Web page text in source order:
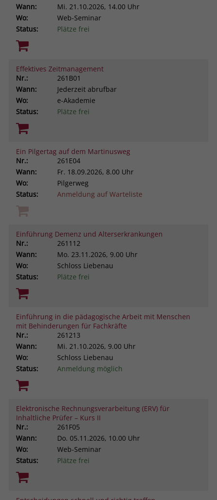
Wann: Mi. 21.10.2026, 14.00 Uhr
Wo:
Web-Seminar
Status:
Plätze frei
Effektives Zeitmanagement
Nr.:
261B01
Wann:
Jederzeit abrufbar
Wo:
e-Akademie
Status:
Plätze frei
Ein Pilgertag auf dem Martinusweg
Nr.:
261E04
Wann:
Fr. 18.09.2026, 8.00 Uhr
Wo:
Pilgerweg
Status:
Anmeldung auf Warteliste
Einführung Demenz und Alterserkrankungen
Nr.:
261112
Wann:
Mo. 23.11.2026, 9.00 Uhr
Wo:
Schloss Liebenau
Status:
Plätze frei
Einführung in die pädagogische Arbeit mit Menschen
mit Behinderungen für Fachkräfte
Nr.:
261213
Wann:
Mi. 21.10.2026, 9.00 Uhr
Wo:
Schloss Liebenau
Status:
Anmeldung möglich
Elektronische Rechnungsverarbeitung (ERV) für
Inhaltliche Prüfer – Kurs II
Nr.:
261F05
Wann:
Do. 05.11.2026, 10.00 Uhr
Wo:
Web-Seminar
Status:
Plätze frei